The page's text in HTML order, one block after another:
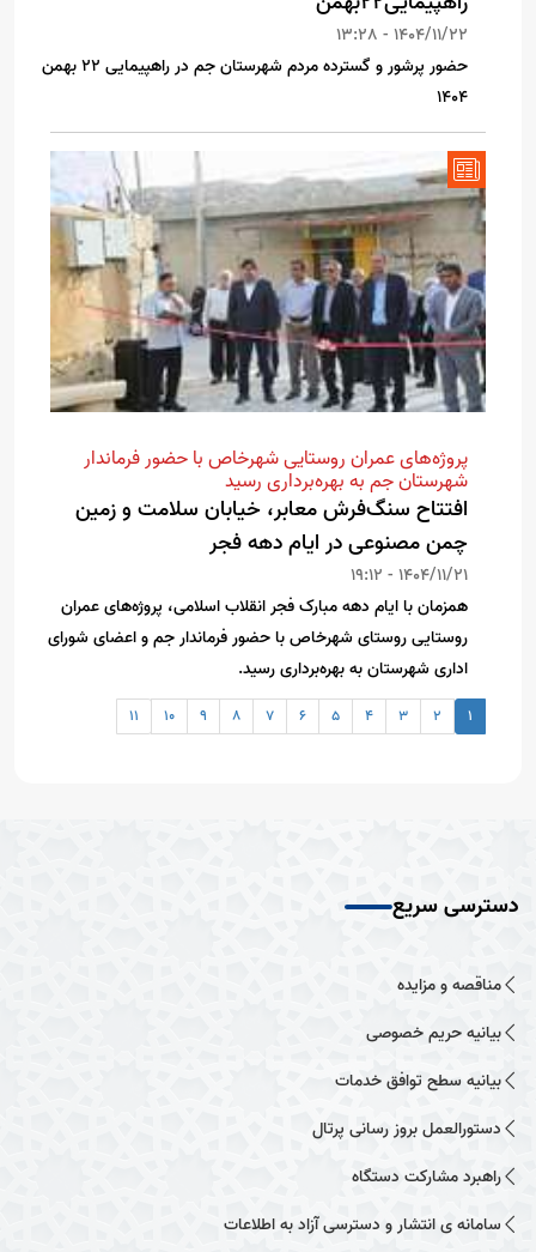
1404/11/22 - 13:28
حضور پرشور و گسترده مردم شهرستان جم در راهپیمایی ۲۲ بهمن
۱۴۰۴
پروژه‌های عمران روستایی شهرخاص با حضور فرماندار
شهرستان جم به بهره‌برداری رسید
افتتاح سنگ‌فرش معابر، خیابان سلامت و زمین
چمن مصنوعی در ایام دهه فجر
1404/11/21 - 19:12
همزمان با ایام دهه مبارک فجر انقلاب اسلامی، پروژه‌های عمران
روستایی روستای شهرخاص با حضور فرماندار جم و اعضای شورای
اداری شهرستان به بهره‌برداری رسید.
1
2
3
4
5
6
7
8
9
10
11
دسترسی سریع
مناقصه و مزایده
بیانیه حریم خصوصی
بیانیه سطح توافق خدمات
دستورالعمل بروز رسانی پرتال
راهبرد مشارکت دستگاه
سامانه ی انتشار و دسترسی آزاد به اطلاعات